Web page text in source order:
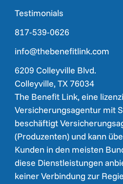
Testimonials
817-539-0626
info@thebenefitlink.com
6209 Colleyville Blvd.
Colleyville, TX 76034
The Benefit Link, eine
Versicherungsagentur mit
beschäftigt
(Produzenten) und kann
Kunden in den meisten
diese Dienstleistungen
keiner Verbindung zur